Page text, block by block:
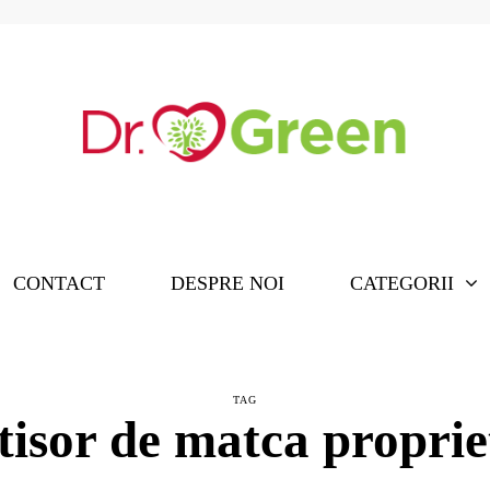
CONTACT DESPRE NOI CATEGORII
TAG
de matca